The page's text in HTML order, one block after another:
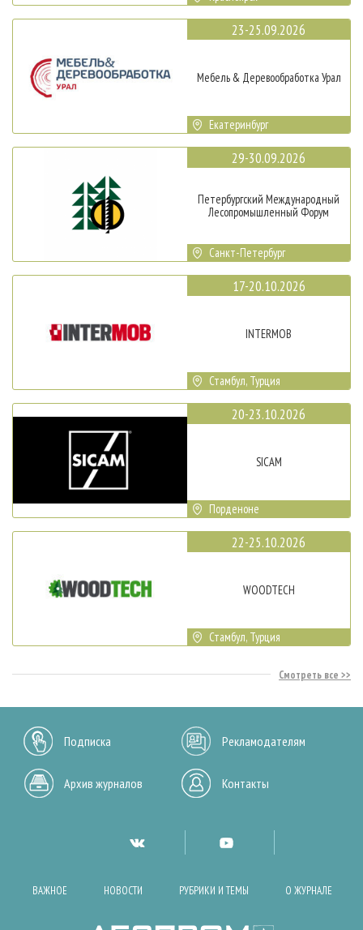
23-25.09.2026
Мебель & Деревообработка Урал
Екатеринбург
29-30.09.2026
Петербургский Международный
Лесопромышленный Форум
Санкт-Петербург
17-20.10.2026
INTERMOB
Стамбул, Турция
20-23.10.2026
SICAM
Порденоне
22-25.10.2026
WOODTECH
Стамбул, Турция
Смотреть все
Подписка Рекламодателям
Архив журналов Контакты
ВАЖНОЕ НОВОСТИ РУБРИКИ И ТЕМЫ О ЖУРНАЛЕ